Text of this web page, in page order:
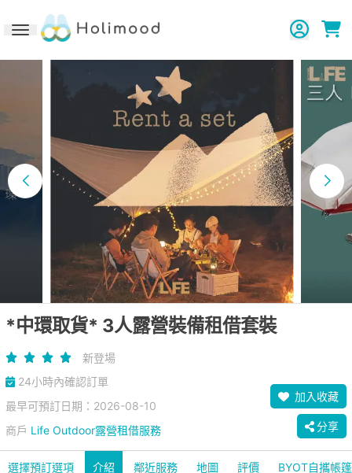
Toggle navigation
*中環取貨* 3人露營裝備租借套裝
新登場
24小時內確認訂單
最早可預訂日期：2026-08-10
商戶 Life Outdoor露營租借服務
加入收藏
分享
選擇預訂選項 介紹 鄰近服務 地圖 評價 BYOT自攜帳